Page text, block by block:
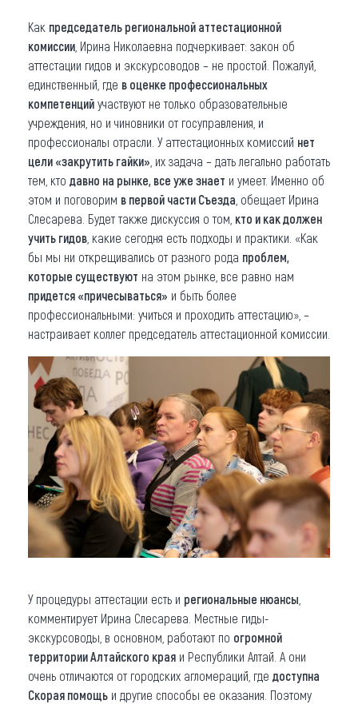
Как председатель региональной аттестационной
комиссии , Ирина Николаевна подчеркивает: закон об
аттестации гидов и экскурсоводов – не простой. Пожалуй,
единственный, где в оценке профессиональных
компетенций участвуют не только образовательные
учреждения, но и чиновники от госуправления, и
профессионалы отрасли. У аттестационных комиссий нет
цели «закрутить гайки» , их задача – дать легально работать
тем, кто давно на рынке, все уже знает и умеет. Именно об
этом и поговорим в первой части Съезда , обещает Ирина
Слесарева. Будет также дискуссия о том, кто и как должен
учить гидов , какие сегодня есть подходы и практики. «Как
бы мы ни открещивались от разного рода проблем,
которые существуют на этом рынке, все равно нам
придется «причесываться» и быть более
профессиональными: учиться и проходить аттестацию», –
настраивает коллег председатель аттестационной комиссии.
У процедуры аттестации есть и региональные нюансы
комментирует Ирина Слесарева. Местные гиды-
экскурсоводы, в основном, работают по огромной
территории Алтайского края и Республики Алтай. А они
очень отличаются от городских агломераций, где доступна
Скорая помощь и другие способы ее оказания. Поэтому